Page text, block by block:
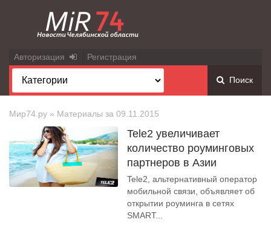
Авторизация Регистрация
Поиск
Мир74.ру » Материалы за 09.11.2015
Tele2 увеличивает
количество роуминговых
партнеров в Азии
Tele2, альтернативный оператор
мобильной связи, объявляет об
открытии роуминга в сетях
SMART...